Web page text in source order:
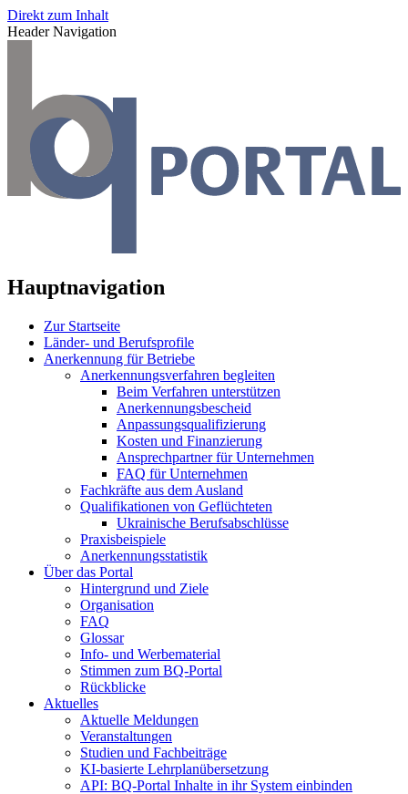
Direkt zum Inhalt
Header Navigation
Hauptnavigation
Zur Startseite
Länder- und Berufsprofile
Anerkennung für Betriebe
Anerkennungsverfahren begleiten
Beim Verfahren unterstützen
Anerkennungsbescheid
Anpassungsqualifizierung
Kosten und Finanzierung
Ansprechpartner für Unternehmen
FAQ für Unternehmen
Fachkräfte aus dem Ausland
Qualifikationen von Geflüchteten
Ukrainische Berufsabschlüsse
Praxisbeispiele
Anerkennungsstatistik
Über das Portal
Hintergrund und Ziele
Organisation
FAQ
Glossar
Info- und Werbematerial
Stimmen zum BQ-Portal
Rückblicke
Aktuelles
Aktuelle Meldungen
Veranstaltungen
Studien und Fachbeiträge
KI-basierte Lehrplanübersetzung
API: BQ-Portal Inhalte in ihr System einbinden